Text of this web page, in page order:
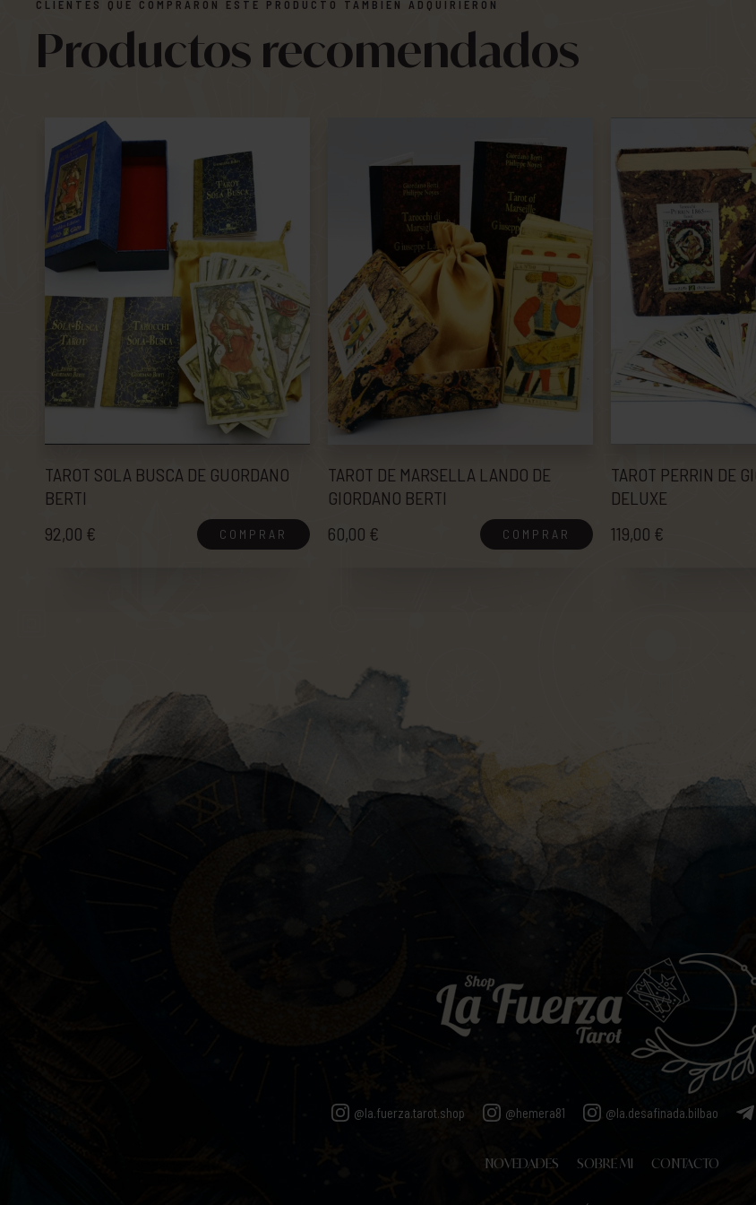
CLIENTES QUE COMPRARON ESTE PRODUCTO TAMBIÉN ADQUIRIERON
Productos recomendados
TAROT SOLA BUSCA DE GUORDANO
BERTI
92,00 €
COMPRAR
TAROT DE MARSELLA LANDO DE
GIORDANO BERTI
60,00 €
COMPRAR
TAROT PERRIN DE
DELUXE
119,00 €
‹
@la.fuerza.tarot.shop @hemera81 @la.desafinada.bilbao
NOVEDADES SOBRE MI CONTACTO